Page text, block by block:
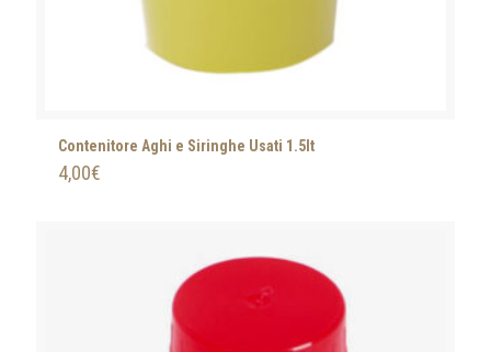
Contenitore Aghi e Siringhe Usati 1.5lt
4,00€